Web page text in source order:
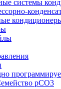
системы
pCO3